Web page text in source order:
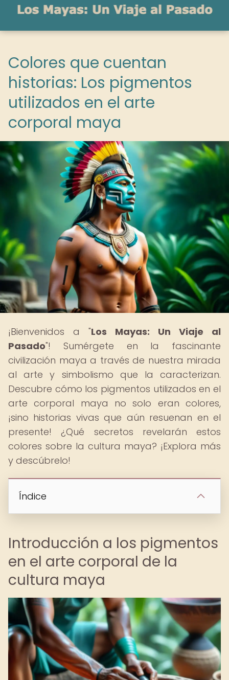
Colores que cuentan
historias: Los pigmentos
utilizados en el arte
corporal maya
¡Bienvenidos a "Los Mayas: Un Viaje al
Pasado"! Sumérgete en la fascinante
civilización maya a través de nuestra mirada
al arte y simbolismo que la caracterizan.
Descubre cómo los pigmentos utilizados en el
arte corporal maya no solo eran colores,
¡sino historias vivas que aún resuenan en el
presente! ¿Qué secretos revelarán estos
colores sobre la cultura maya? ¡Explora más
y descúbrelo!
Índice
Introducción a los pigmentos
en el arte corporal de la
cultura maya